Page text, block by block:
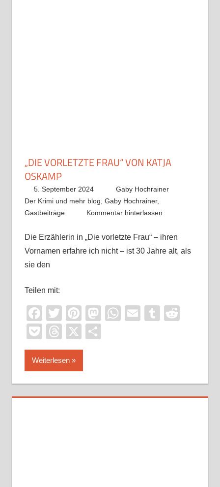
„DIE VORLETZTE FRAU“ VON KATJA
OSKAMP
5. September 2024
Gaby Hochrainer
Der Krimi und mehr blog Gaby Hochrainer,
Gastbeiträge
Kommentar hinterlassen
Die Erzählerin in „Die vorletzte Frau“ – ihren
Vornamen erfahre ich nicht – ist 30 Jahre alt, als
sie den
Teilen mit:
Facebook
TwitterPinterest
Mastodon
WhatsApp
EmailTumblr
PocketThreads
X
Weiterlesen